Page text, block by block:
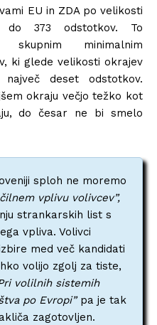
EU in ZDA po velikosti
do 373 odstotkov. To
skupnim minimalnim
ki glede velikosti okrajev
deset odstotkov.
okraju večjo težko kot
do česar ne bi smelo
sploh ne moremo
vplivu volivcev”,
strankarskih list s
vpliva. Volivci
med več kandidati
volijo zgolj za tiste,
volilnih sistemih
po Evropi”pa je tak
zagotovljen.